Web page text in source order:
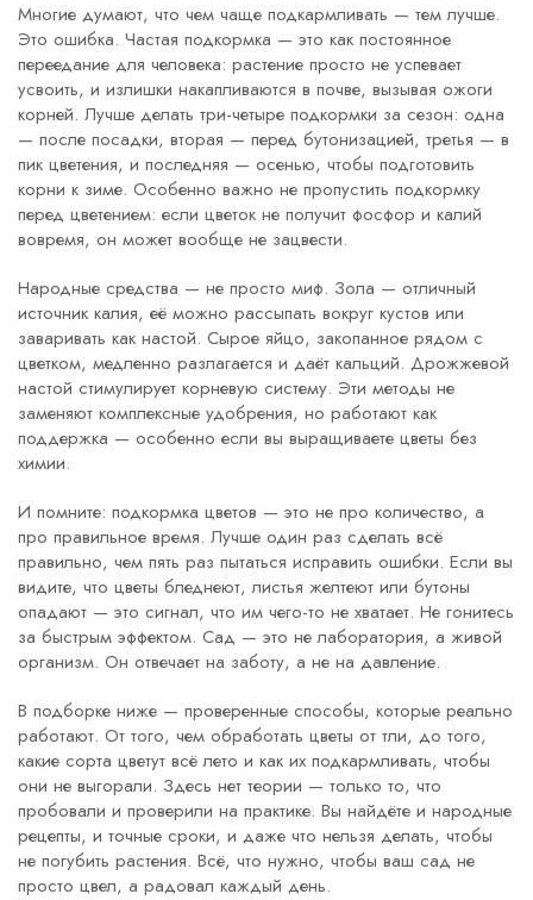
Многие думают, что чем чаще подкармливать — тем лучше.
Это ошибка. Частая подкормка — это как постоянное
переедание для человека: растение просто не успевает
усвоить, и излишки накапливаются в почве, вызывая ожоги
корней. Лучше делать три-четыре подкормки за сезон: одна
— после посадки, вторая — перед бутонизацией, третья — в
пик цветения, и последняя — осенью, чтобы подготовить
корни к зиме. Особенно важно не пропустить подкормку
перед цветением: если цветок не получит фосфор и калий
вовремя, он может вообще не зацвести.
Народные средства — не просто миф. Зола — отличный
источник калия, её можно рассыпать вокруг кустов или
заваривать как настой. Сырое яйцо, закопанное рядом с
цветком, медленно разлагается и даёт кальций. Дрожжевой
настой стимулирует корневую систему. Эти методы не
заменяют комплексные удобрения, но работают как
поддержка — особенно если вы выращиваете цветы без
химии.
И помните: подкормка цветов — это не про количество, а
про правильное время. Лучше один раз сделать всё
правильно, чем пять раз пытаться исправить ошибки. Если вы
видите, что цветы бледнеют, листья желтеют или бутоны
опадают — это сигнал, что им чего-то не хватает. Не гонитесь
за быстрым эффектом. Сад — это не лаборатория, а живой
организм. Он отвечает на заботу, а не на давление.
В подборке ниже — проверенные способы, которые реально
работают. От того, чем обработать цветы от тли, до того,
какие сорта цветут всё лето и как их подкармливать, чтобы
они не выгорали. Здесь нет теории — только то, что
пробовали и проверили на практике. Вы найдёте и народные
рецепты, и точные сроки, и даже что нельзя делать, чтобы
не погубить растения. Всё, что нужно, чтобы ваш сад не
просто цвел, а радовал каждый день.